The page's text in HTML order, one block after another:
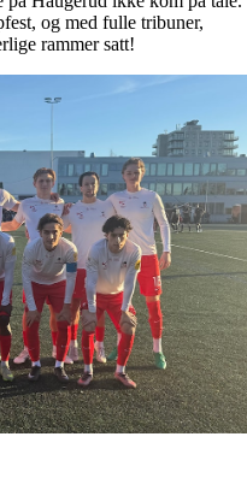
og med fulle tribuner,
rammer satt!